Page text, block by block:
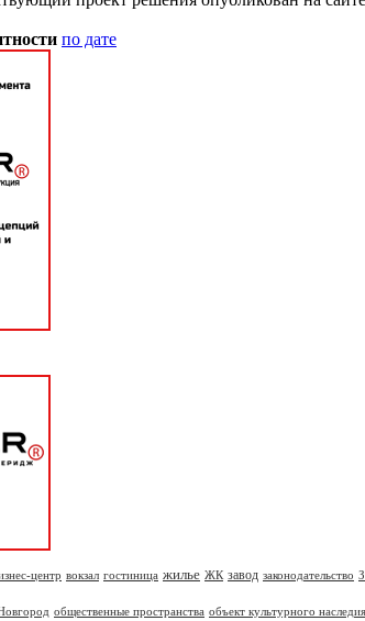
по дате
центр вокзал гостиница жилье ЖК завод законодательство
общественные пространства объект культурного наследия